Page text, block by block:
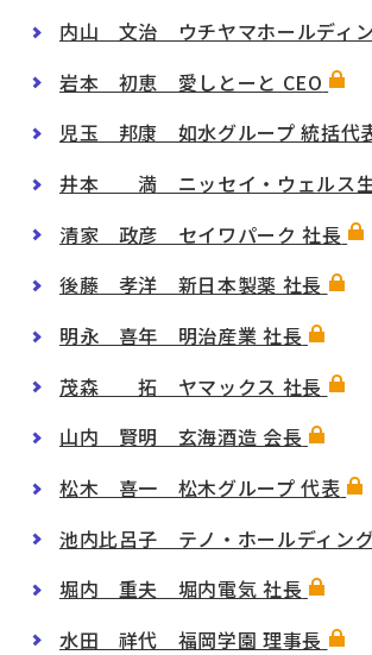
内山 文治 ウチヤマホールディ
岩本 初恵 愛しとーと CEO
児玉 邦康 如水グループ 統括代
井本 満 ニッセイ・ウェルス生
清家 政彦 セイワパーク 社長
後藤 孝洋 新日本製薬 社長
明永 喜年 明治産業 社長
茂森 拓 ヤマックス 社長
山内 賢明 玄海酒造 会長
松木 喜一 松木グループ 代表
池内比呂子 テノ・ホールディン
堀内 重夫 堀内電気 社長
水田 祥代 福岡学園 理事長